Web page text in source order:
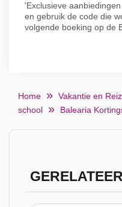
'Exclusieve
en gebruik de code die
volgende boeking op de
Home Vakantie en
school
Balearia